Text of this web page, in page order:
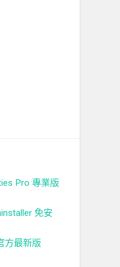
Pro 專業版
免安
方最新版